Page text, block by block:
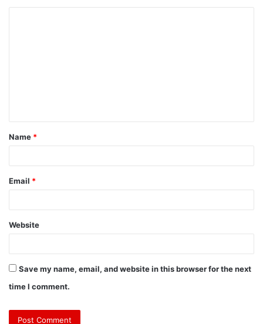
Name *
Email *
Website
Save my name, email, and website in this browser for the next
time I comment.